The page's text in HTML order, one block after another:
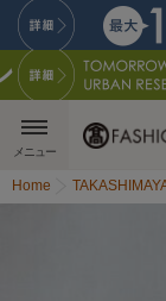
メニュー
Home